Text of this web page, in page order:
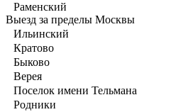
Раменский
Выезд за пределы Москвы
Ильинский
Кратово
Быково
Верея
Поселок имени Тельмана
Родники